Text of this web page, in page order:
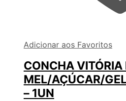
Adicionar aos Favoritos
CONCHA VITÓRIA
MEL/AÇÚCAR/
– 1UN